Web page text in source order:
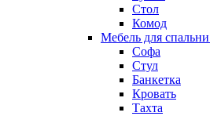
Стол
Комод
Мебель для спальни
Софа
Стул
Банкетка
Кровать
Тахта